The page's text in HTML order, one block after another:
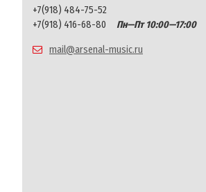
+7(918) 484-75-52
+7(918) 416-68-80
Пн—Пт 10:00—17:00
mail@arsenal-music.ru